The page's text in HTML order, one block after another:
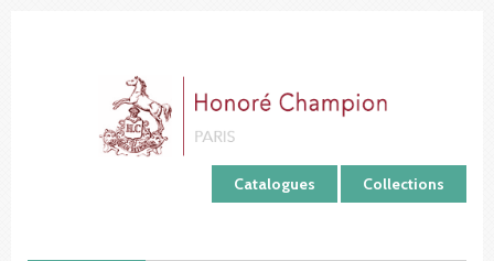
Catalogues Collections